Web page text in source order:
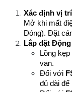
Xác định vị
Mở khi mất
Đóng). Đặt
Lắp đặt
Lồng
van.
Đối với
đủ dài để